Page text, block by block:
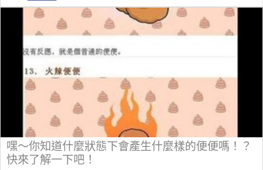
嘿～你知道什麼狀態下會產生什麼樣的便便嗎！？
快來了解一下吧！